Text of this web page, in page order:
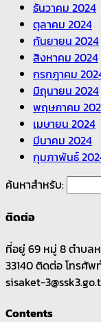
ธันวาคม 2024
ตุลาคม 2024
กันยายน 2024
สิงหาคม 2024
กรกฎาคม
มิถุนายน 2024
พฤษภาคม
เมษายน 2024
มีนาคม 2024
กุมภาพันธ์
ค้นหาสำหรับ:
ติดต่อ
ที่อยู่ 69 หมู่ 8 ตำบล
33140 ติดต่อ โทรศัพ
sisaket-
Contents